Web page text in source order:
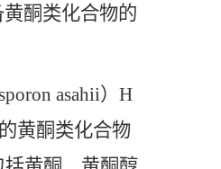
酮类化合物的
asahii）H
黄酮类化合物